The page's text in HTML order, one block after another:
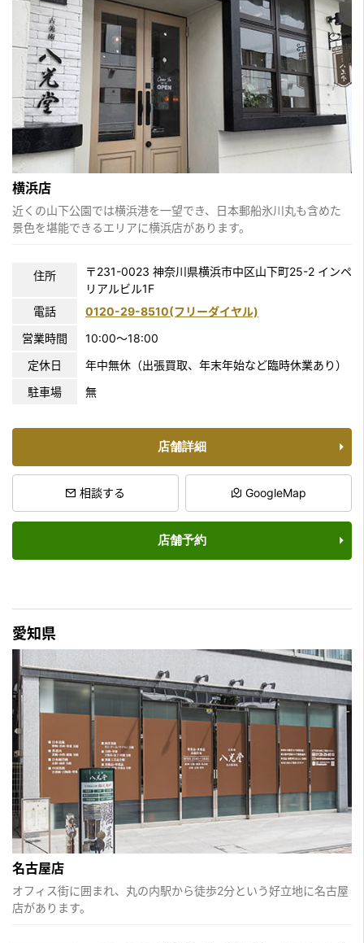
横浜店
近くの山下公園では横浜港を一望でき、日本郵船氷川丸も含めた
景色を堪能できるエリアに横浜店があります。
住所
〒231-0023 神奈川県横浜市中区山下町25-2 インペ
リアルビル1F
電話
0120-29-8510(フリーダイヤル)
営業時間
10:00〜18:00
定休日
年中無休（出張買取、年末年始など臨時休業あり）
駐車場
無
店舗詳細
相談する GoogleMap
店舗予約
愛知県
名古屋店
オフィス街に囲まれ、丸の内駅から徒歩2分という好立地に名古屋
店があります。